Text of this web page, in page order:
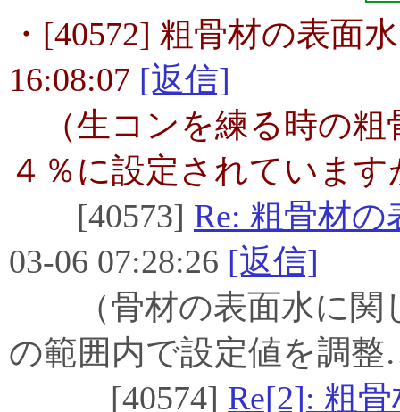
・[40572] 粗骨材の表面
16:08:07 [返信]
（生コンを練る時の粗
４％に設定されていま
[40573] Re: 粗骨材
03-06 07:28:26 [返信]
（骨材の表面水に関し
の範囲内で設定値を調
[40574] Re[2]: 粗